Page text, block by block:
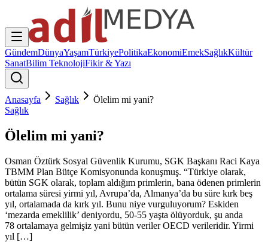
GündemDünyaYaşamTürkiyePolitikaEkonomiEmekSağlıkKültür
SanatBilim TeknolojiFikir & Yazı
Anasayfa Sağlık
Ölelim mi yani?
Sağlık
Ölelim mi yani?
Osman Öztürk Sosyal Güvenlik Kurumu, SGK Başkanı Raci Kaya
TBMM Plan Bütçe Komisyonunda konuşmuş. “Türkiye olarak,
bütün SGK olarak, toplam aldığım primlerin, bana ödenen primlerin
ortalama süresi yirmi yıl, Avrupa’da, Almanya’da bu süre kırk beş
yıl, ortalamada da kırk yıl. Bunu niye vurguluyorum? Eskiden
‘mezarda emeklilik’ deniyordu, 50-55 yaşta ölüyorduk, şu anda
78 ortalamaya gelmişiz yani bütün veriler OECD verileridir. Yirmi
yıl […]